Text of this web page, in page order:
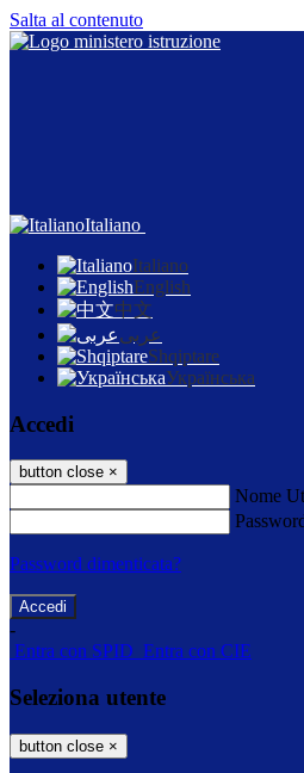
Salta al contenuto
Italiano
Italiano
English
中文
عربى
Shqiptare
Українська
Accedi
button close ×
Nome
Password dimenticata?
-
Entra con SPID Entra con CIE
Seleziona utente
button close ×